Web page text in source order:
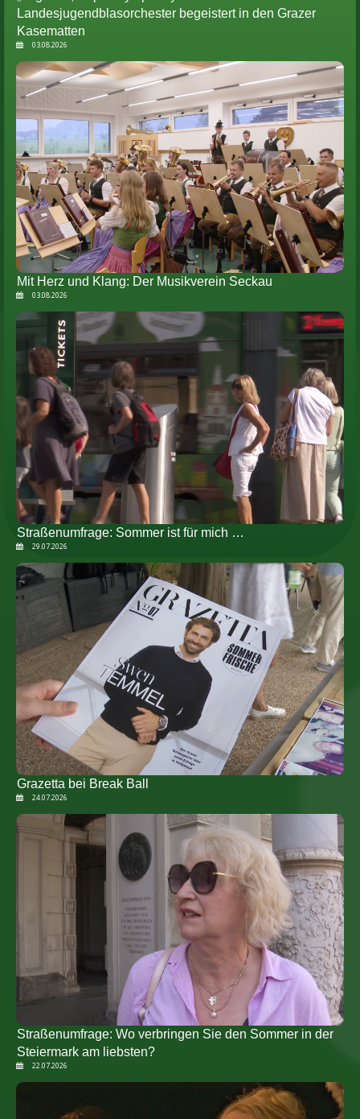
Landesjugendblasorchester begeistert in den Grazer
Kasematten
03.08.2026
Mit Herz und Klang: Der Musikverein Seckau
03.08.2026
Straßenumfrage: Sommer ist für mich …
29.07.2026
Grazetta bei Break Ball
24.07.2026
Straßenumfrage: Wo verbringen Sie den Sommer in der
Steiermark am liebsten?
22.07.2026